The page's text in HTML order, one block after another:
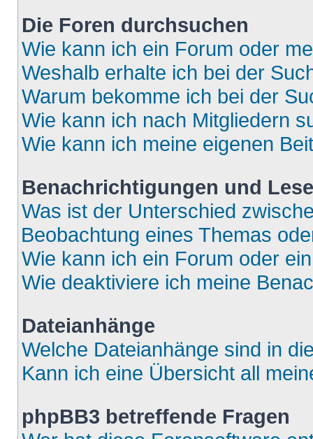
Die Foren durchsuchen
Wie kann ich ein Forum oder
Weshalb erhalte ich bei der
Warum bekomme ich bei der
Wie kann ich nach Mitgliedern
Wie kann ich meine eigenen
Benachrichtigungen und
Was ist der Unterschied
Beobachtung eines Themas
Wie kann ich ein Forum oder
Wie deaktiviere ich meine
Dateianhänge
Welche Dateianhänge sind in
Kann ich eine Übersicht all
phpBB3 betreffende Fragen